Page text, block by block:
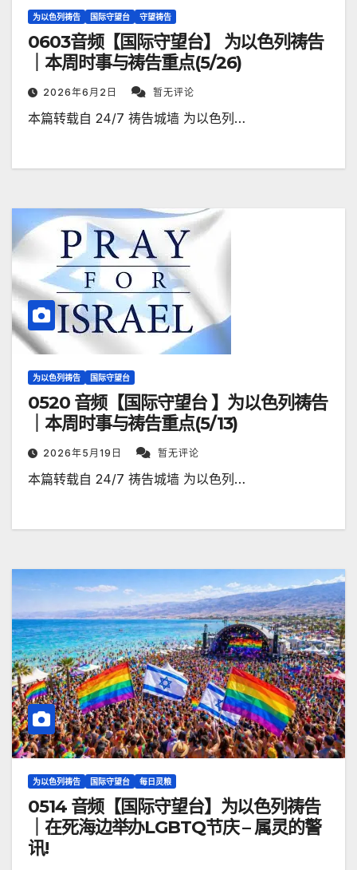
为以色列祷告 国际守望台 守望祷告
0603音频【国际守望台】 为以色列祷告
｜本周时事与祷告重点(5/26)
2026年6月2日 暂无评论
本篇转载自 24/7 祷告城墙 为以色列…
为以色列祷告 国际守望台
0520 音频【国际守望台 】为以色列祷告
｜本周时事与祷告重点(5/13)
2026年5月19日 暂无评论
本篇转载自 24/7 祷告城墙 为以色列…
为以色列祷告 国际守望台 每日灵粮
0514 音频【国际守望台】为以色列祷告
｜在死海边举办LGBTQ节庆 – 属灵的警
讯!